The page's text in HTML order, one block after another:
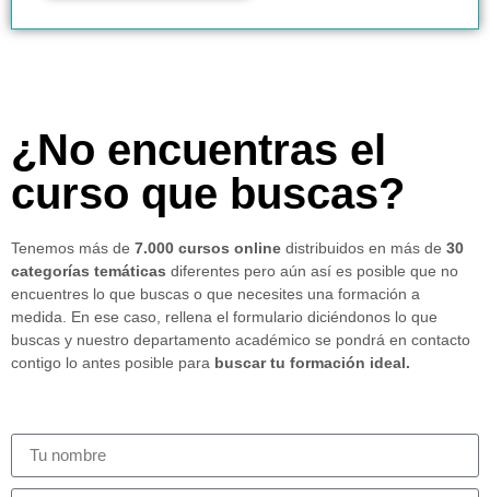
¿No encuentras el
curso que buscas?
Tenemos más de 7.000 cursos online distribuidos en más de 30
categorías temáticas diferentes pero aún así es posible que no
encuentres lo que buscas o que necesites una formación a
medida. En ese caso, rellena el formulario diciéndonos lo que
buscas y nuestro departamento académico se pondrá en contacto
contigo lo antes posible para buscar tu formación ideal.